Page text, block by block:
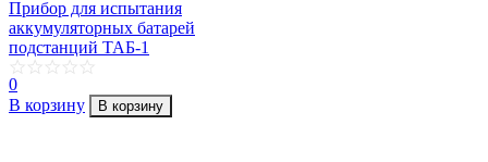
Прибор для испытания
аккумуляторных батарей
подстанций ТАБ-1
0
В корзину
В корзину